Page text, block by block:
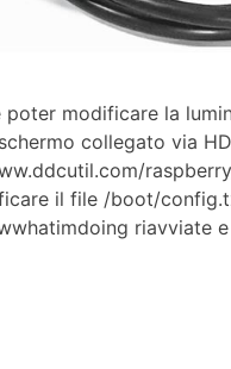
modificare la
collegato via
il file /boot/
riavviate